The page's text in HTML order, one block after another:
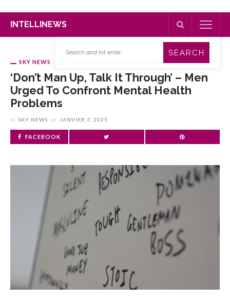
INTELLINEWS
SKY NEWS
‘Don’t Man Up, Talk It Through’ – Men
Urged To Confront Mental Health
Problems
SKY NEWS on JANVIER 3, 2025
FACEBOOK